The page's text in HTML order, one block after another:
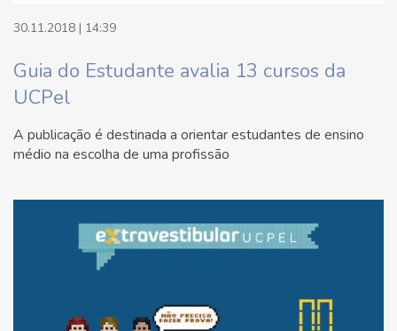
30.11.2018 | 14:39
Guia do Estudante avalia 13 cursos da
UCPel
A publicação é destinada a orientar estudantes de ensino
médio na escolha de uma profissão